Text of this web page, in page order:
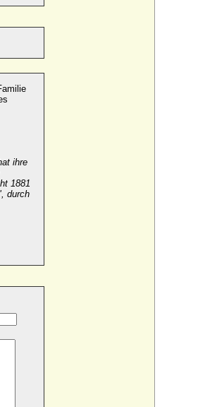
ihre
1881
durch